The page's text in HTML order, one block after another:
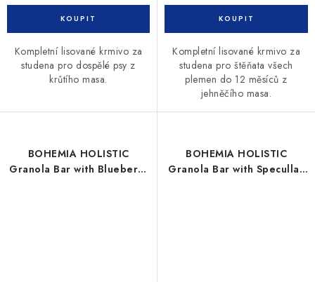
Kompletní lisované krmivo za
studena pro dospělé psy z
krůtího masa.
Kompletní lisované krmivo za
studena pro štěňata všech
plemen do 12 měsíců z
jehněčího masa.
BOHEMIA HOLISTIC
Granola Bar with Blueberry
BOHEMIA HOLISTIC
Granola Bar with Specullas